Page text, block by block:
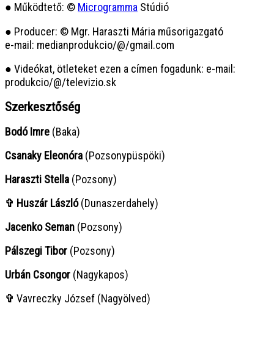
● Működtető: © Microgramma Stúdió
● Producer: © Mgr. Haraszti Mária műsorigazgató
e-mail: medianprodukcio/@/gmail.com
● Videókat, ötleteket ezen a címen fogadunk: e-mail:
produkcio/@/televizio.sk
Szerkesztőség
Bodó Imre (Baka)
Csanaky Eleonóra (Pozsonypüspöki)
Haraszti Stella (Pozsony)
✞ Huszár László(Dunaszerdahely)
Jacenko Seman (Pozsony)
Pálszegi Tibor (Pozsony)
Urbán Csongor (Nagykapos)
✞ Vavreczky József (Nagyölved)